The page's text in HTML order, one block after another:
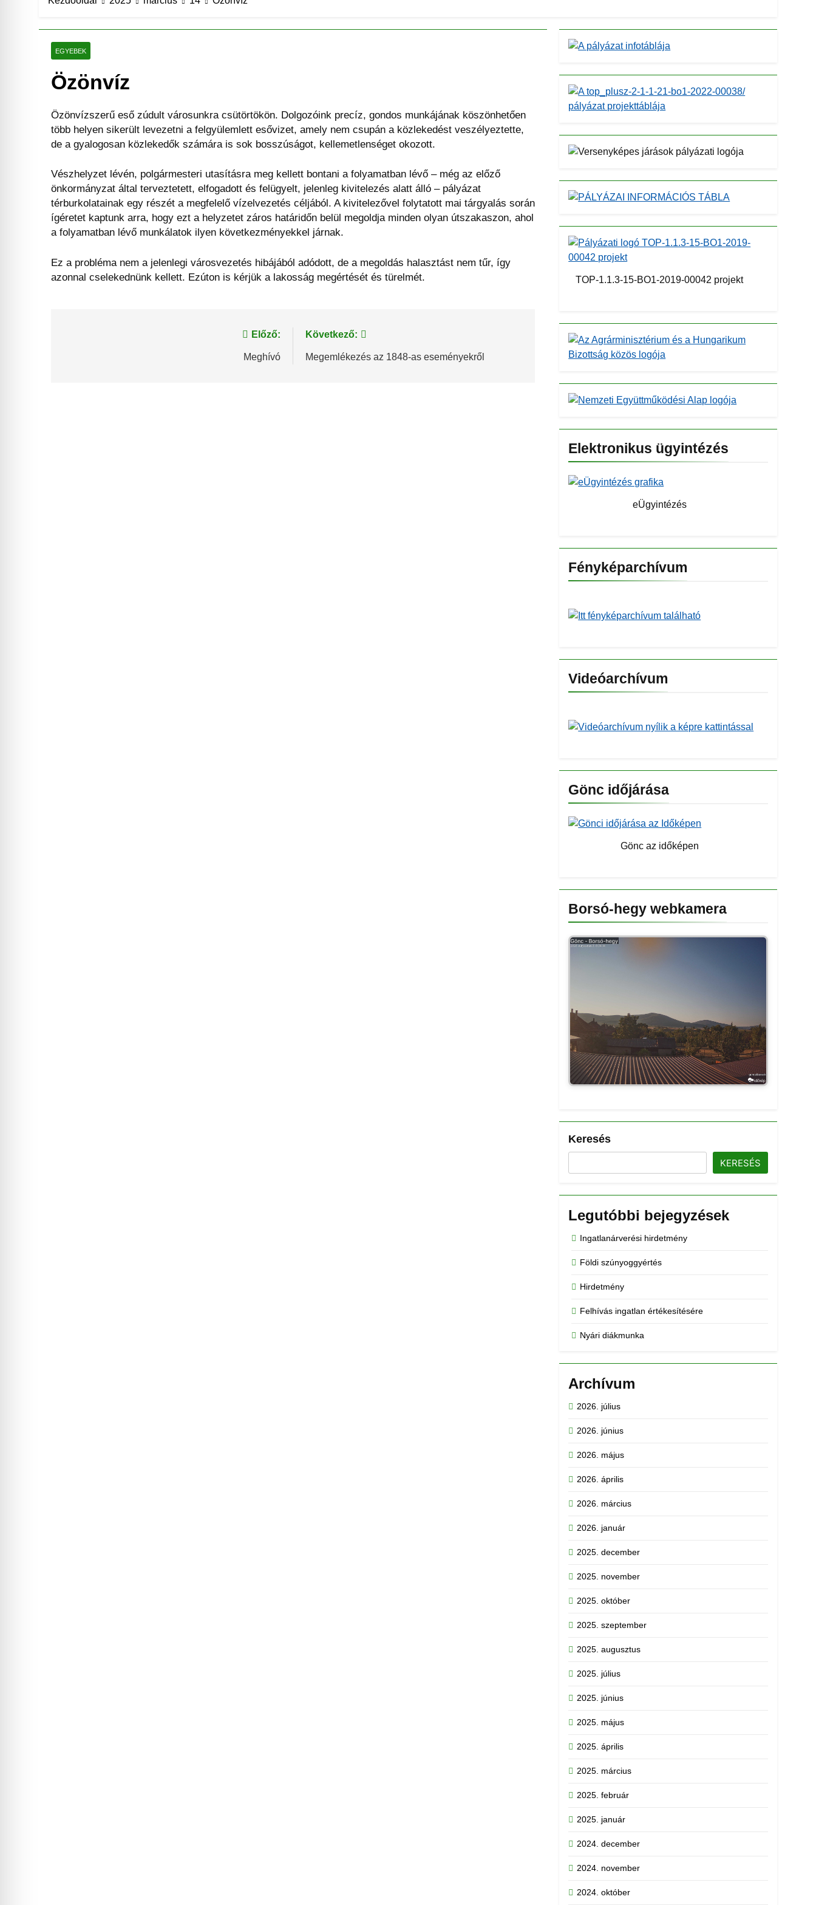
EGYEBEK
Özönvíz
Özönvízszerű eső zúdult városunkra csütörtökön. Dolgozóink precíz, gondos munkájának köszönhetően
több helyen sikerült levezetni a felgyülemlett esővizet, amely nem csupán a közlekedést veszélyeztette,
de a gyalogosan közlekedők számára is sok bosszúságot, kellemetlenséget okozott.
Vészhelyzet lévén, polgármesteri utasításra meg kellett bontani a folyamatban lévő – még az előző
önkormányzat által terveztetett, elfogadott és felügyelt, jelenleg kivitelezés alatt álló – pályázat
térburkolatainak egy részét a megfelelő vízelvezetés céljából. A kivitelezővel folytatott mai tárgyalás során
ígéretet kaptunk arra, hogy ezt a helyzetet záros határidőn belül megoldja minden olyan útszakaszon, ahol
a folyamatban lévő munkálatok ilyen következményekkel járnak.
Ez a probléma nem a jelenlegi városvezetés hibájából adódott, de a megoldás halasztást nem tűr, így
azonnal cselekednünk kellett. Ezúton is kérjük a lakosság megértését és türelmét.
Előző:
Meghívó
Következő:
Megemlékezés az 1848-as eseményekről
TOP-1.1.3-15-BO1-2019-00042 projekt
Elektronikus ügyintézés
eÜgyintézés
Fényképarchívum
Videóarchívum
Gönc időjárása
Gönc az időképen
Borsó-hegy webkamera
Keresés
KERESÉS
Legutóbbi bejegyzések
Ingatlanárverési hirdetmény
Földi szúnyoggyértés
Hirdetmény
Felhívás ingatlan értékesítésére
Nyári diákmunka
Archívum
2026. július
2026. június
2026. május
2026. április
2026. március
2026. január
2025. december
2025. november
2025. október
2025. szeptember
2025. augusztus
2025. július
2025. június
2025. május
2025. április
2025. március
2025. február
2025. január
2024. december
2024. november
2024. október